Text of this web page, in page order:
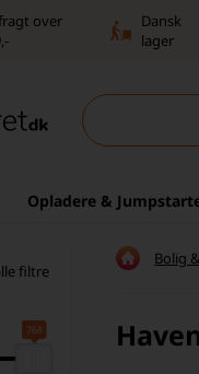
over
Dansk
lager
Opladere &
filtre
768
Bolig